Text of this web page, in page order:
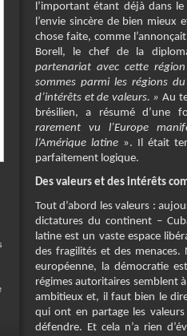
l’important étant déjà dans
l’envie sincère de bien mieux
chose faite, comme
Borell, le chef de la
partenariat avec cette
sommes parmi les régions
d’intérêts et de valeurs. » Au
brésilien, a résumé d’une
rarement vu l’Europe
l’Amérique latine». Il était
parfaitement logique.
Des valeurs et des intérêts
Tout d’abord les valeurs :
dictatures du continent –
latine est un vaste espace
des fragilités et des
européenne, la démocratie
régimes autoritaires semblent
ambitieux et, il faut bien le
qui ont en partage les
défendre. Et cela n’a rien